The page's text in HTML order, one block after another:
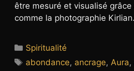
être mesuré et visualisé
comme la photographie
Catégories
Spiritualité
Étiquettes
abondance, ancrage, Aura,